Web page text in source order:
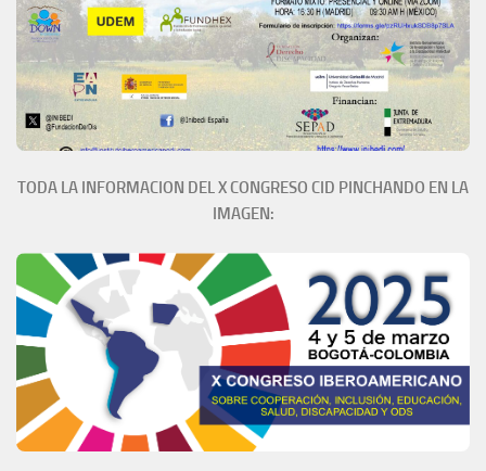
TODA LA INFORMACION DEL X CONGRESO CID PINCHANDO EN LA
IMAGEN: